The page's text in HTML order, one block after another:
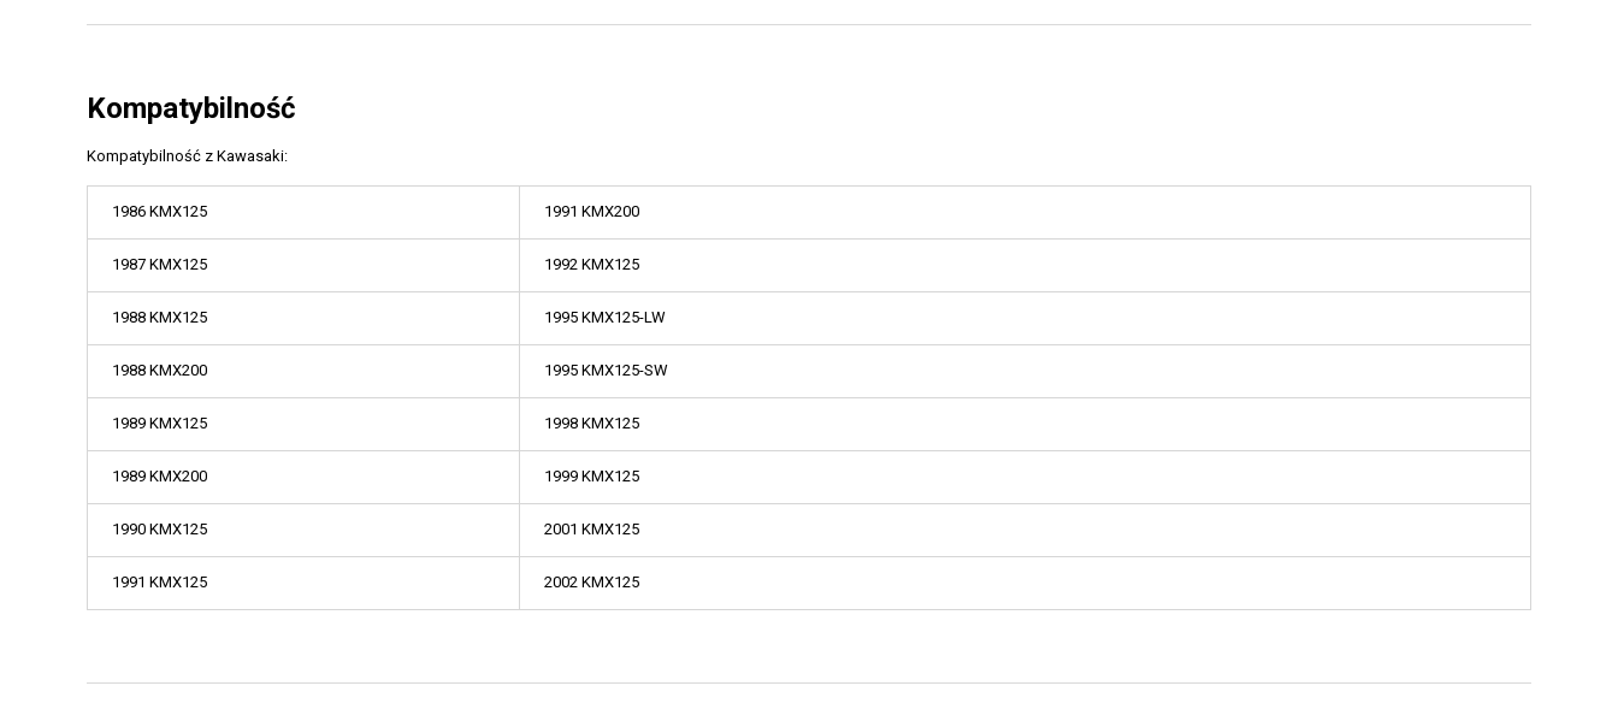
Kompatybilność
Kompatybilność z Kawasaki:
1986 KMX125 1991 KMX200
1987 KMX125 1992 KMX125
1988 KMX125 1995 KMX125-LW
1988 KMX200 1995 KMX125-SW
1989 KMX125 1998 KMX125
1989 KMX200 1999 KMX125
1990 KMX125 2001 KMX125
1991 KMX125 2002 KMX125